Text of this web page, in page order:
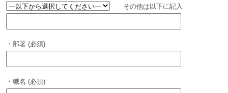
その他は以下に記入
・部署 (必須)
・職名 (必須)